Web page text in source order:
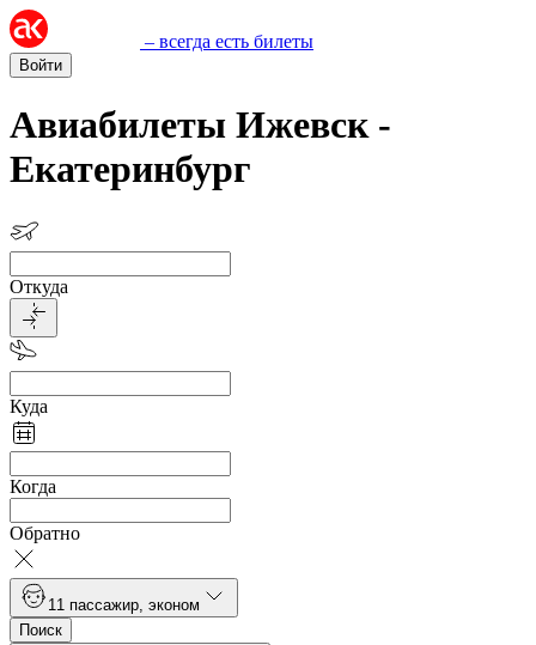
– всегда есть билеты
Войти
Авиабилеты Ижевск -
Екатеринбург
Откуда
Куда
Когда
Обратно
1 1 пассажир эконом
Поиск